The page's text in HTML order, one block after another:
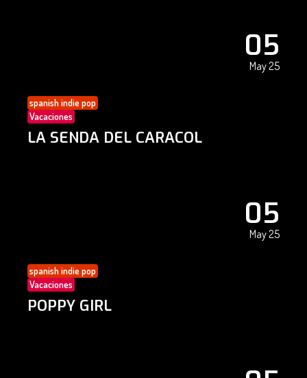
05
May 25
spanish indie pop
Vacaciones
LA SENDA DEL CARACOL
05
May 25
spanish indie pop
Vacaciones
POPPY GIRL